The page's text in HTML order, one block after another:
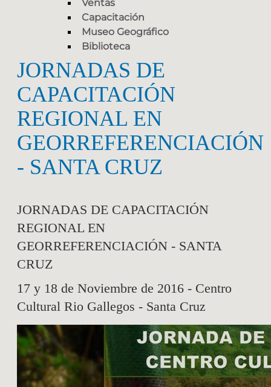
Ventas
Capacitación
Museo Geográfico
Biblioteca
JORNADAS DE
CAPACITACIÓN
REGIONAL EN
GEORREFERENCIACIÓN
- SANTA CRUZ
JORNADAS DE CAPACITACIÓN
REGIONAL EN
GEORREFERENCIACIÓN - SANTA
CRUZ
17 y 18 de Noviembre de 2016 - Centro
Cultural Rio Gallegos - Santa Cruz